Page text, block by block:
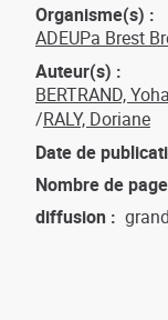
Organisme(s)
ADEUPa Brest
Auteur(s)
BERTRAND,
RALY, Doriane
Date de
Nombre de
diffusion